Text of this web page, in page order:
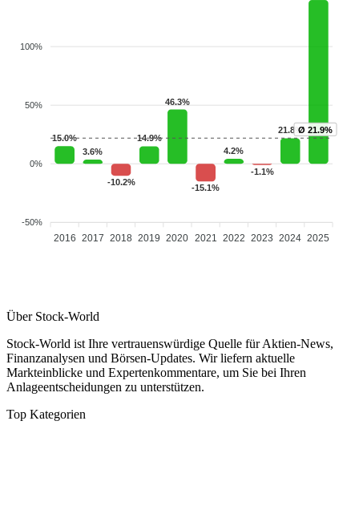
100%
50%
0%
-50%
15.0%
3.6%
-10.2%
14.9%
46.3%
-15.1%
4.2%
-1.1%
21.8%
2016 2017 2018 2019 2020 2021 2022 2023 2024 2025
Ø 21.9%
Über Stock-World
Stock-World ist Ihre vertrauenswürdige Quelle für Aktien-News,
Finanzanalysen und Börsen-Updates. Wir liefern aktuelle
Markteinblicke und Expertenkommentare, um Sie bei Ihren
Anlageentscheidungen zu unterstützen.
Top Kategorien